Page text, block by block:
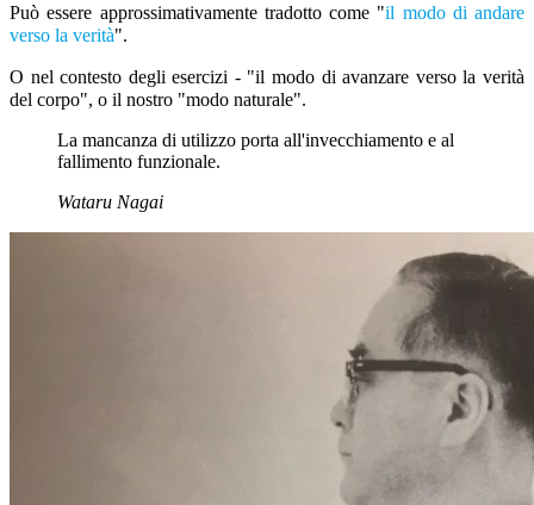
Può essere approssimativamente tradotto come "il modo di andare
verso la verità".
O nel contesto degli esercizi - "il modo di avanzare verso la verità
del corpo", o il nostro "modo naturale".
La mancanza di utilizzo porta all'invecchiamento e al
fallimento funzionale.
Wataru Nagai